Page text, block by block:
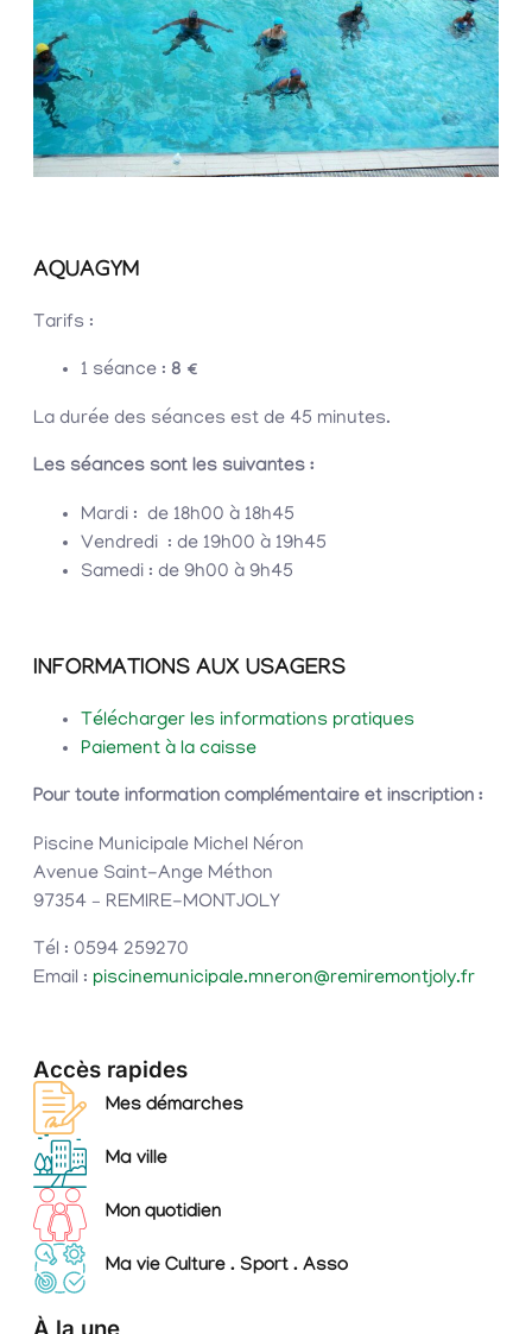
AQUAGYM
Tarifs :
1 séance : 8 €
La durée des séances est de 45 minutes.
Les séances sont les suivantes :
Mardi : de 18h00 à 18h45
Vendredi : de 19h00 à 19h45
Samedi : de 9h00 à 9h45
INFORMATIONS AUX USAGERS
Télécharger les informations pratiques
Paiement à la caisse
Pour toute information complémentaire et inscription :
Piscine Municipale Michel Néron
Avenue Saint-Ange Méthon
97354 – REMIRE-MONTJOLY
Tél : 0594 259270
Email : piscinemunicipale.mneron@remiremontjoly.fr
Accès rapides
Mes démarches
Ma ville
Mon quotidien
Ma vie Culture . Sport . Asso